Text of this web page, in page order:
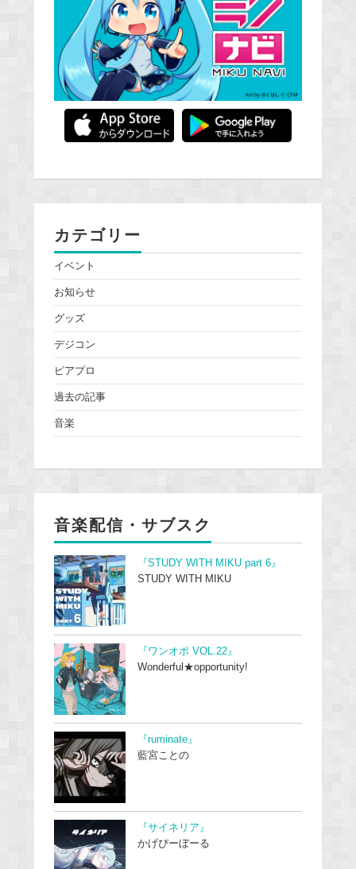
カテゴリー
イベント
お知らせ
グッズ
デジコン
ピアプロ
過去の記事
音楽
音楽配信・サブスク
『STUDY WITH MIKU part 6』
STUDY WITH MIKU
『ワンオポ VOL.22』
Wonderful★opportunity!
『ruminate』
藍宮ことの
『サイネリア』
かげぴーぼーる